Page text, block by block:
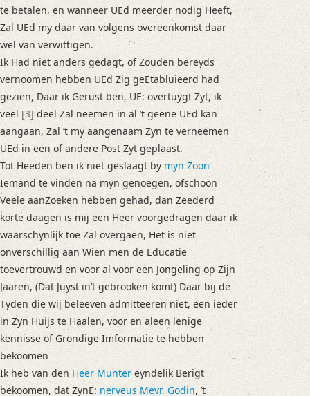
te betalen, en wanneer UEd meerder nodig Heeft,
Zal UEd my daar van volgens overeenkomst daar
wel van verwittigen.
Ik Had niet anders gedagt, of Zouden bereyds
vernoomen hebben UEd Zig geEtabluieerd had
gezien, Daar ik Gerust ben, UE: overtuygt Zyt, ik
veel [3] deel Zal neemen in al ’t geene UEd kan
aangaan, Zal ’t my aangenaam Zyn te verneemen
UEd in een of andere Post Zyt geplaast.
Tot Heeden ben ik niet geslaagt by myn Zoon
Iemand te vinden na myn genoegen, ofschoon
Veele aanZoeken hebben gehad, dan Zeederd
korte daagen is mij een Heer voorgedragen daar ik
waarschynlijk toe Zal overgaen, Het is niet
onverschillig aan Wien men de Educatie
toevertrouwd en voor al voor een Jongeling op Zijn
Jaaren, (Dat Juyst in’t gebrooken komt) Daar bij de
Tyden die wij beleeven admitteeren niet, een ieder
in Zyn Huijs te Haalen, voor en aleen lenige
kennisse of Grondige Imformatie te hebben
bekoomen
Ik heb van den Heer Munter eyndelik Berigt
bekoomen, dat ZynE: nerveus Mevr. Godin, ’t